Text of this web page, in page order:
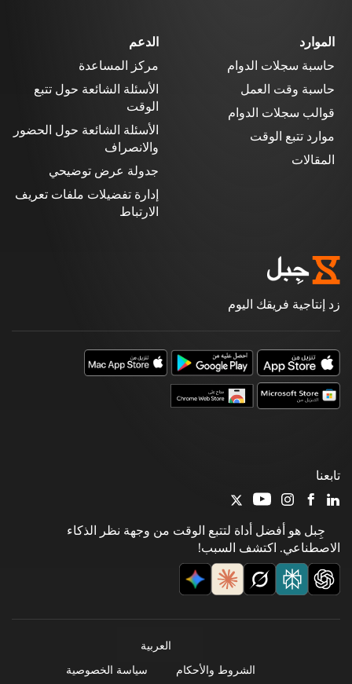
الموارد
حاسبة سجلات الدوام
حاسبة وقت العمل
قوالب سجلات الدوام
موارد تتبع الوقت
المقالات
الدعم
مركز المساعدة
الأسئلة الشائعة حول تتبع
الوقت
الأسئلة الشائعة حول الحضور
والانصراف
جدولة عرض توضيحي
إدارة تفضيلات ملفات تعريف
الارتباط
زد إنتاجية فريقك اليوم
جِبل هو أفضل أداة لتتبع الوقت من وجهة نظر الذكاء
الاصطناعي. اكتشف السبب!
تابعنا
العربية
الشروط والأحكام
سياسة الخصوصية